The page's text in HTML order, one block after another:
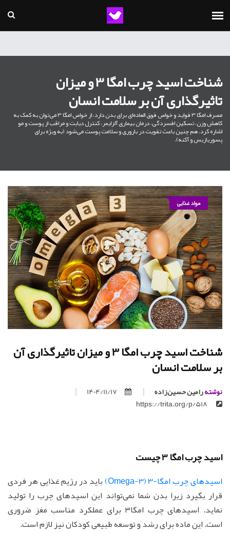
شناخت اسید چرب امگا 3 و میزان
تاثیرگذاری آن بر سلامت انسان
مصرف امگا 3 فواید و خواص فوق العاده‌ای برای بدن دارد، از خواص امگا 3 می‌توان به کمک به
کاهش وزن، تسکین افسردگی، درمان بیماری آلزایمر، کنترل دیابت و مراقب از پوست و مو
اشاره کرد. هم چنین باعث تقویت در باروری و سلامت پوست می‌شود (به ویژه برای
پسوریازیس و آکنه).
مواد غذایی
شناخت اسید چرب امگا 3 و میزان تاثیرگذاری آن
بر سلامت انسان
نوشتهرامین حسین‌زاده
1404/11/17
اسید چرب امگا 3 چیست
اسیدهای چرب امگا-3 (Omega-3)
باید در رژیم غذایی هر فردی
قرار بگیرد زیرا بدن شما نمی‌تواند این اسیدهای چرب را تولید
نماید. اسیدهای چرب امگا۳ برای عملکرد مناسب مغز ضروری
است. این ماده برای رشد و توسعه طبیعی کودکان نیز لازم است.